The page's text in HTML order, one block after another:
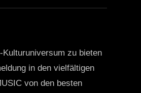
zu bieten
in den vielfältigen
von den besten